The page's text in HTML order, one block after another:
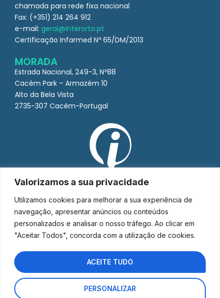
Valorizamos a sua privacidade
Utilizamos cookies para melhorar a sua experiência de
navegação, apresentar anúncios ou conteúdos
personalizados e analisar o nosso tráfego. Ao clicar em
"Aceitar Todos", concorda com a utilização de cookies.
PERSONALIZAR
ACEITE TUDO
chamada para rede fixa nacional
Fax: (+351) 214 264 912
e-mail: geral@interorto.pt
Certificação Infarmed Nº 65/DM/2013
MORADA
Estrada Nacional, 249-3, Nº88
Cacém Park – Armazém 10
Alto da Bela Vista
2735-307 Cacém-Portugal